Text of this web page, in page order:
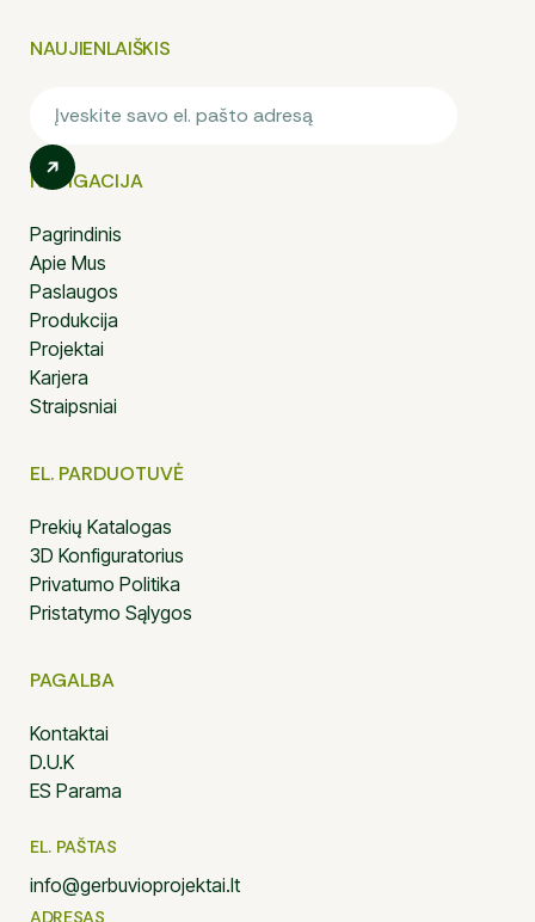
NAUJIENLAIŠKIS
NAVIGACIJA
Pagrindinis
Apie Mus
Paslaugos
Produkcija
Projektai
Karjera
Straipsniai
EL. PARDUOTUVĖ
Prekių Katalogas
3D Konfiguratorius
Privatumo Politika
Pristatymo Sąlygos
PAGALBA
Kontaktai
D.U.K
ES Parama
EL. PAŠTAS
info@gerbuvioprojektai.lt
ADRESAS